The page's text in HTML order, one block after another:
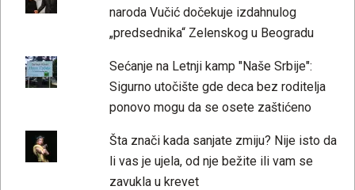
naroda Vučić dočekuje izdahnulog
„predsednika“ Zelenskog u Beogradu
Sećanje na Letnji kamp "Naše Srbije":
Sigurno utočište gde deca bez roditelja
ponovo mogu da se osete zaštićeno
Šta znači kada sanjate zmiju? Nije isto da
li vas je ujela, od nje bežite ili vam se
zavukla u krevet